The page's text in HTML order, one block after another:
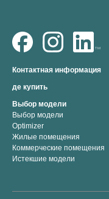
Контактная информация
де купить
Выбор модели
Выбор модели
Optimizer
Жилые помещения
Коммерческие помещения
Истекшие модели